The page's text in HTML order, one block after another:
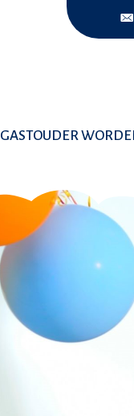
GASTOUDER